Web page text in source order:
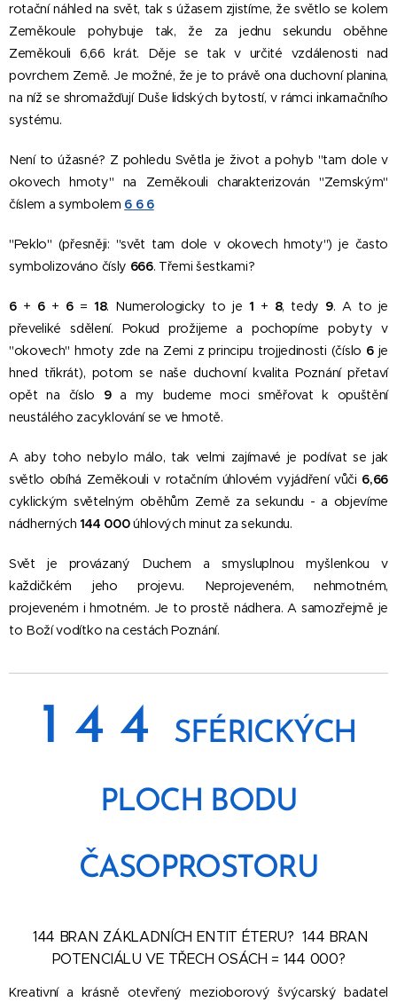
rotační náhled na svět, tak s úžasem zjistíme, že světlo se kolem
Zeměkoule pohybuje tak, že za jednu sekundu oběhne
Zeměkouli 6,66 krát. Děje se tak v určité vzdálenosti nad
povrchem Země. Je možné, že je to právě ona duchovní planina,
na níž se shromažďují Duše lidských bytostí, v rámci inkarnačního
systému.
Není to úžasné? Z pohledu Světla je život a pohyb "tam dole v
okovech hmoty" na Zeměkouli charakterizován "Zemským"
číslem a symbolem 6 6 6
"Peklo" (přesněji: "svět tam dole v okovech hmoty") je často
symbolizováno čísly 666. Třemi šestkami?
6+ 6+ 6= 18. Numerologicky to je 1 + 8, tedy 9. A to je
převeliké sdělení. Pokud prožijeme a pochopíme pobyty v
"okovech" hmoty zde na Zemi z principu trojjedinosti (číslo 6je
hned třikrát), potom se naše duchovní kvalita Poznání přetaví
opět na číslo 9a my budeme moci směřovat k opuštění
neustálého zacyklování se ve hmotě.
A aby toho nebylo málo, tak velmi zajímavé je podívat se jak
světlo obíhá Zeměkouli v rotačním úhlovém vyjádření vůči 6,66
cyklickým světelným oběhům Země za sekundu - a objevíme
nádherných144 000úhlových minut za sekundu.
Svět je provázaný Duchem a smysluplnou myšlenkou v
každičkém jeho projevu. Neprojeveném, nehmotném,
projeveném i hmotném. Je to prostě nádhera. A samozřejmě je
to Boží vodítko na cestách Poznání.
1 4 4 SFÉRICKÝCH
PLOCH BODU
ČASOPROSTORU
144 BRAN ZÁKLADNÍCH ENTIT ÉTERU? 144 BRAN
POTENCIÁLU VE TŘECH OSÁCH = 144 000?
Kreativní a krásně otevřený mezioborový švýcarský badatel